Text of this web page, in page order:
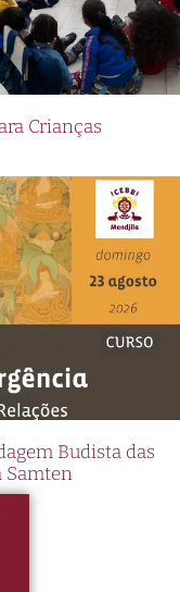
Crianças
Budista das
Samten